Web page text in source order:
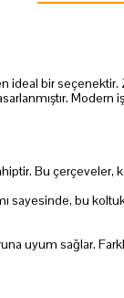
bir
Bu çerçeveler,
bu
uyum